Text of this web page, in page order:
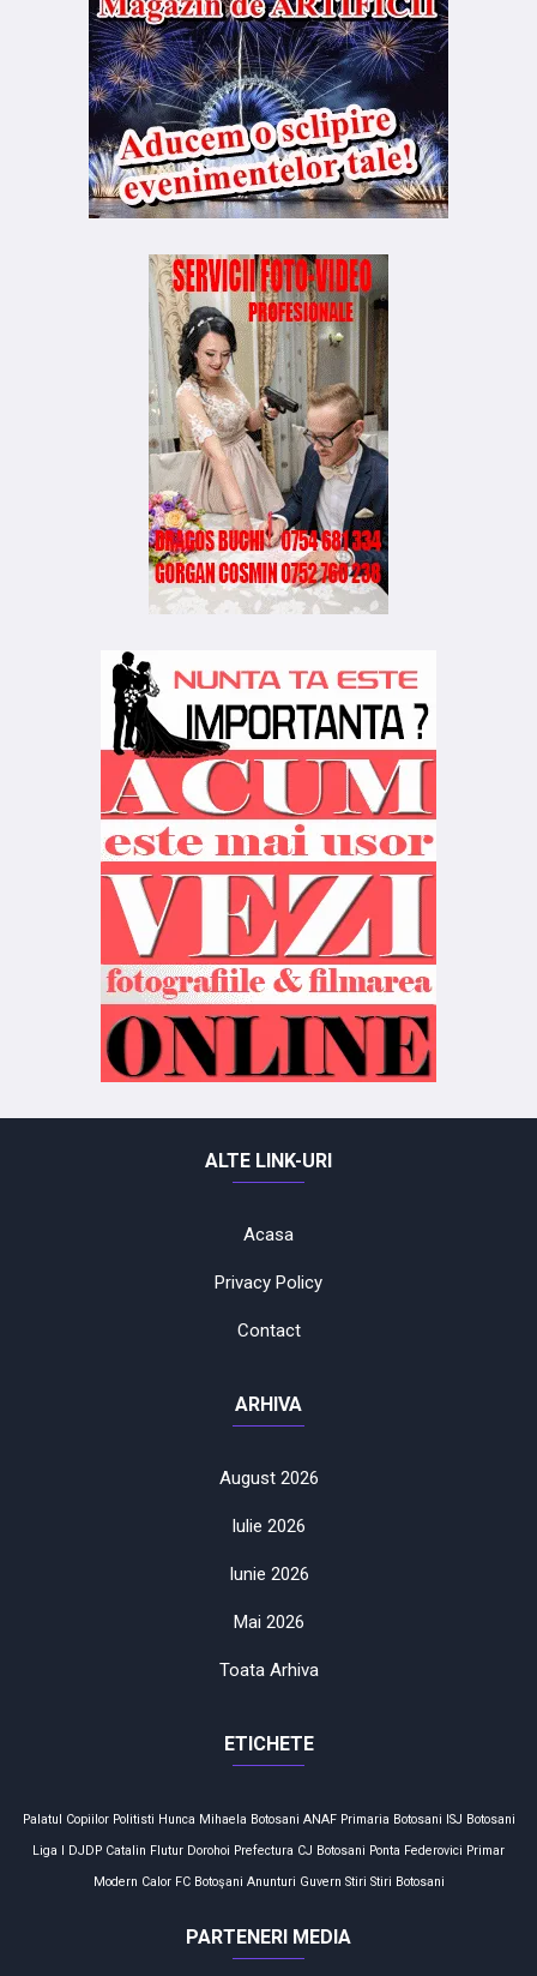
ALTE LINK-URI
Acasa
Privacy Policy
Contact
ARHIVA
August 2026
Iulie 2026
Iunie 2026
Mai 2026
Toata Arhiva
ETICHETE
Palatul Copiilor Politisti Hunca Mihaela Botosani ANAF Primaria Botosani ISJ Botosani
Liga I
DJDP Catalin Flutur Dorohoi Prefectura CJ Botosani Ponta Federovici Primar
Modern Calor FC Botoşani Anunturi Guvern Stiri Stiri Botosani
PARTENERI MEDIA